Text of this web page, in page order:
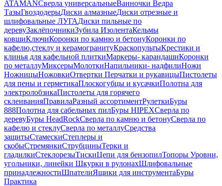
ATAMANСверла универсальныеВанночки Ведра
ТазыГвоздодерыДиски алмазныеДиски отрезные и
шлифовальные ЛУГАДиски пильные по
деревуЗаклёпочникиЗубила ИзолентаКельмы
ковшиКлючиКоронки по камню и бетонуКоронки по
кафелю,стеклу и керамогранитуКраскопультыКрестики и
клинья для кафельной плиткиМаркеры- карандашиКоронки
по металлуМиксерыМолоткиНапильники- надфилиНожи
НожницыНожовкиОтвертки Перчатки и рукавицыПистолеты
для пены и герметикаПлоскогубцы и кусачкиПолотна для
электролобзикаПистолеты для горячего
склеиванияПравилаРазный ассортиментРулеткиБуры
888Полотна для сабельных пилБуры HIPEXСверла по
деревуБуры HeadRockСверла по камню и бетонуСверла по
кафелю и стеклуСверла по металлуСредства
защитыСтамескиСтеплеры и
скобыСтремянкиСтрубциныТерки и
гладилкиСтеклорезыТискиЦепи для бензопилТопоры Уровни,
угольники, линейки Шкурки в рулонахШлифовальные
принадлежностиШпателиЯщики для инструментаБуры
Практика